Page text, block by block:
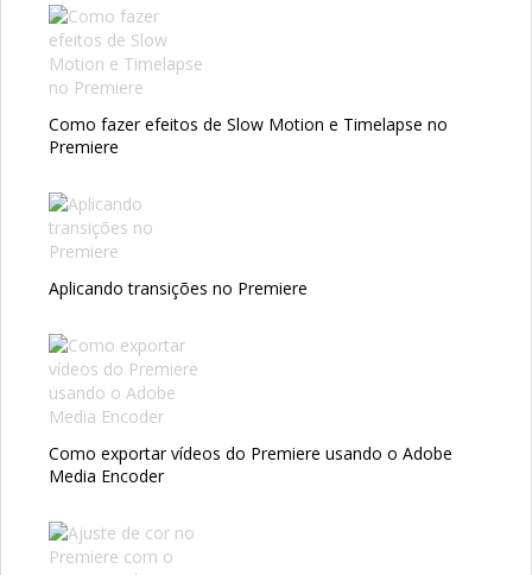
Como fazer efeitos de Slow Motion e Timelapse no
Premiere
Aplicando transições no Premiere
Como exportar vídeos do Premiere usando o Adobe
Media Encoder